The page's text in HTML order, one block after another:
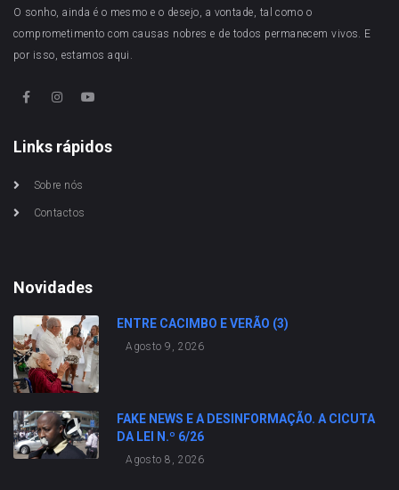
O sonho, ainda é o mesmo e o desejo, a vontade, tal como o
comprometimento com causas nobres e de todos permanecem vivos. E
por isso, estamos aqui.
Links rápidos
Sobre nós
Contactos
Novidades
ENTRE CACIMBO E VERÃO (3)
Agosto 9, 2026
FAKE NEWS E A DESINFORMAÇÃO. A CICUTA
DA LEI N.º 6/26
Agosto 8, 2026